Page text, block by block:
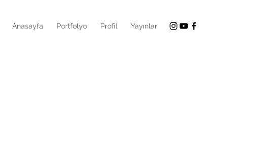
Anasayfa Portfolyo Profil Yayınlar